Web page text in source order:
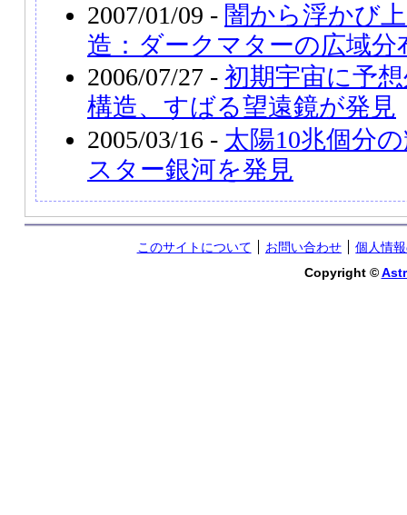
2007/01/09 - 闇から浮かび
造：ダークマターの広域分
2006/07/27 - 初期宇宙に予
構造、すばる望遠鏡が発見
2005/03/16 - 太陽10兆個分
スター銀河を発見
このサイトについて お問い合わせ
個人情
Copyright ©